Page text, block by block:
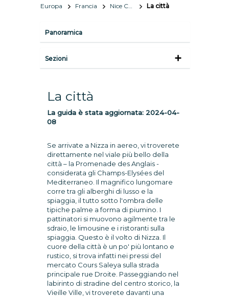
Europa Francia Nice Côte d'Azur La città
Panoramica
Sezioni
La città
La guida è stata aggiornata: 2024-04-
08
Se arrivate a Nizza in aereo, vi troverete
direttamente nel viale più bello della
città – la Promenade des Anglais -
considerata gli Champs-Elysées del
Mediterraneo. Il magnifico lungomare
corre tra gli alberghi di lusso e la
spiaggia, il tutto sotto l'ombra delle
tipiche palme a forma di piumino. I
pattinatori si muovono agilmente tra le
sdraio, le limousine e i ristoranti sulla
spiaggia. Questo è il volto di Nizza. Il
cuore della città è un po' più lontano e
rustico, si trova infatti nei pressi del
mercato Cours Saleya sulla strada
principale rue Droite. Passeggiando nel
labirinto di stradine del centro storico, la
Vieille Ville, vi troverete davanti una